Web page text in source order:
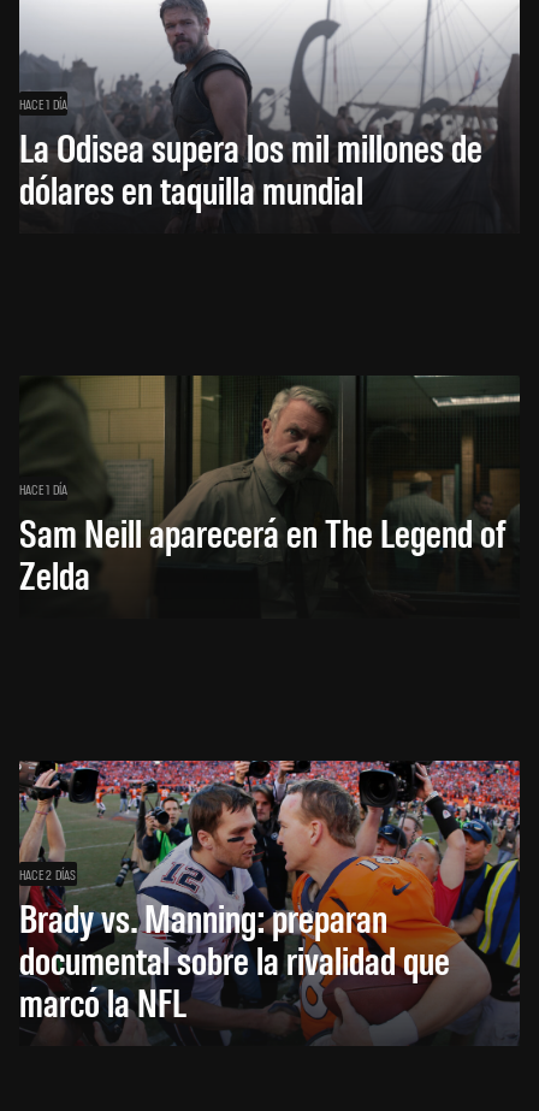
HACE 1 DÍA
La Odisea supera los mil millones de
dólares en taquilla mundial
HACE 1 DÍA
Sam Neill aparecerá en The Legend of
Zelda
HACE 2 DÍAS
Brady vs. Manning: preparan
documental sobre la rivalidad que
marcó la NFL